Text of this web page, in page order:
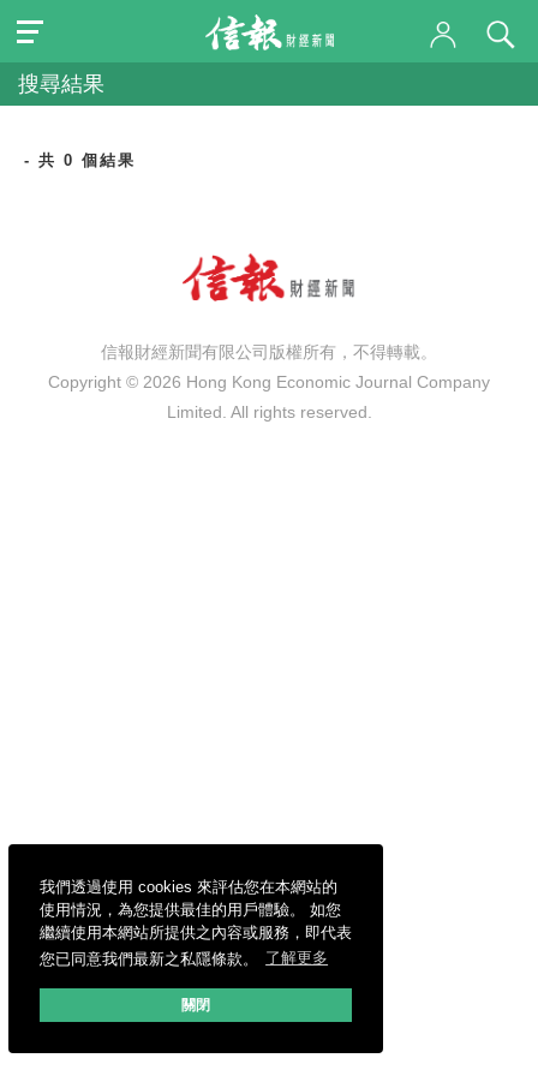
我們透過使用 cookies 來評估您在本網站的
使用情況，為您提供最佳的用戶體驗。 如您
繼續使用本網站所提供之內容或服務，即代表
您已同意我們最新之私隱條款。
了解更多
關閉
搜尋結果
- 共 0 個結果
信報財經新聞有限公司版權所有，不得轉載。
Copyright © 2026 Hong Kong Economic Journal Company
Limited. All rights reserved.